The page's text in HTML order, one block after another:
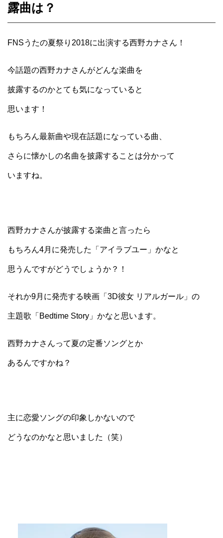
露曲は？
FNSうたの夏祭り2018に出演する西野カナさん！
今話題の西野カナさんがどんな楽曲を
披露するのかとても気になっていると
思います！
もちろん最新曲や現在話題になっている曲、
さらに懐かしの名曲を披露することは分かって
いますね。
西野カナさんが披露する楽曲と言ったら
もちろん4月に発売した「アイラブユー」かなと
思うんですがどうでしょうか？！
それか9月に発売する映画「3D彼女 リアルガール」の
主題歌「Bedtime Story」かなと思います。
西野カナさんって夏の定番ソングとか
あるんですかね？
主に恋愛ソングの印象しかないので
どうなのかなと思いました（笑）